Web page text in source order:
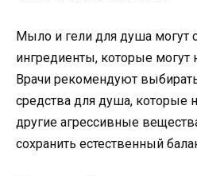
Мыло и гели для душа могут
ингредиенты, которые могут
Врачи рекомендуют
средства для душа, которые
другие агрессивные
сохранить естественный